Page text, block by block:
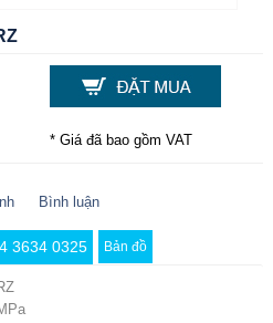
* Giá đã bao gồm VAT
Bình luận
3634 0325 Bản đồ